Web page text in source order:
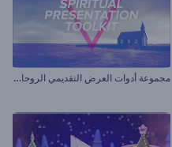
م
جموعة أدوات العرض التقديمي الروحاني